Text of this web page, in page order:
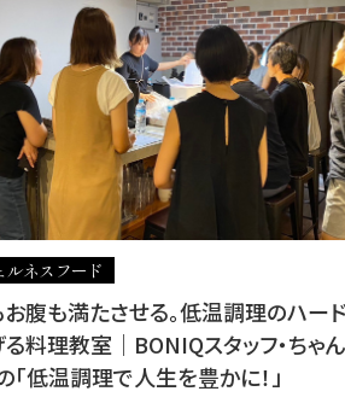
ルネスフード
腹も満たさせる。低温調理のハー
料理教室｜BONIQスタッフ・ちゃ
「低温調理で人生を豊かに！」